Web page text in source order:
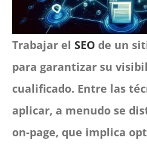
Trabajar elSEO de un
para garantizar su
cualificado. Entre las
aplicar, a menudo se
on-page, que implica